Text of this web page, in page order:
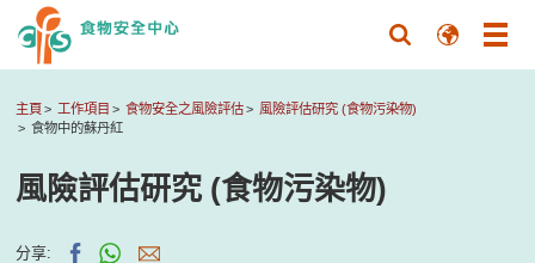
主頁 工作項目 食物安全之風險評估
風險評估研究 (食物污染物)
食物中的蘇丹紅
風險評估研究 (食物污染物)
分享: